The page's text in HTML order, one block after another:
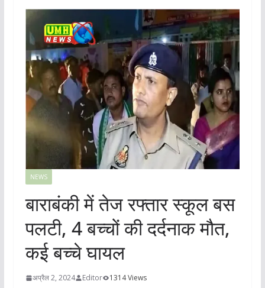
NEWS
बाराबंकी में तेज रफ्तार स्कूल बस
पलटी, 4 बच्चों की दर्दनाक मौत,
कई बच्चे घायल
अप्रैल 2, 2024 Editor 1314 Views